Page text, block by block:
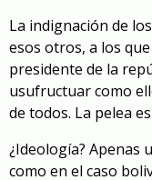
La indignación de
esos otros, a los
presidente de la
usufructuar como
de todos. La pelea
¿Ideología? Apenas
como en el caso